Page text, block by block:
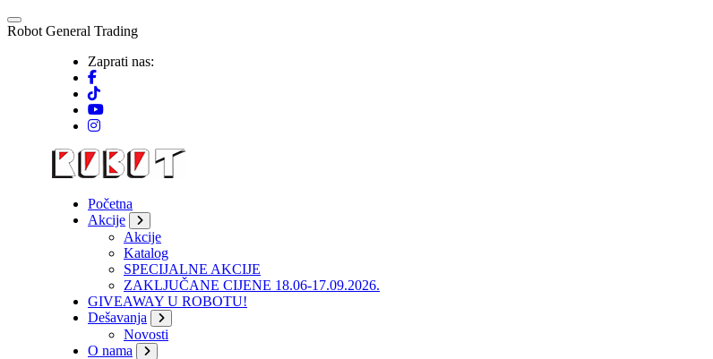
Skip
to
Robot General Trading
Zaprati nas:
Početna
Akcije
Akcije
Katalog
SPECIJALNE AKCIJE
ZAKLJUČANE CIJENE 18.06-17.09.2026.
GIVEAWAY U ROBOTU!
Dešavanja
Novosti
O nama